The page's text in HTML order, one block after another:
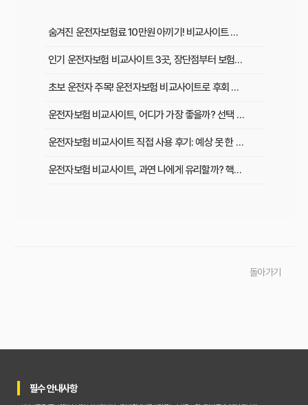
숨겨진 운전자보험료 10만원 아끼기! 비교사이트 활용법 이것부터 확인
인기 운전자보험 비교사이트 3곳, 장단점부터 보험료 차이까지 한눈에 비교
초보 운전자 주목! 운전자보험 비교사이트로 후회 없이 가입하는 핵심 꿀팁
운전자보험 비교사이트, 어디가 가장 좋을까? 선택 기준 완벽 분석
운전자보험 비교사이트 직접 사용 후기: 예상 못 한 단점과 알짜배기 혜택
운전자보험 비교사이트, 과연 나에게 유리할까? 핵심 정보 총정리
돌아가기
필수 안내사항